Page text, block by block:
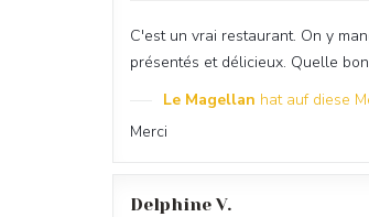
C'est un vrai restaurant. On y
présentés et délicieux. Quelle
Le Magellan hat auf diese
Merci
Delphine V